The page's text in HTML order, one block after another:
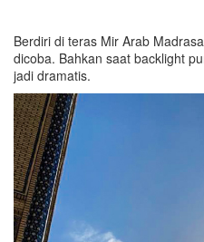
Berdiri di teras Mir Arab
dicoba. Bahkan saat backlight
jadi dramatis.